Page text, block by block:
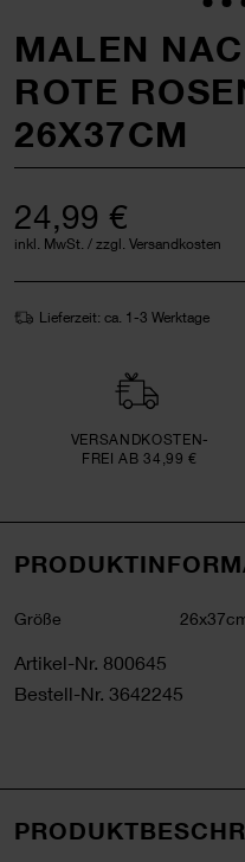
MALEN
ROTE
26X37CM
24,99 €
inkl. MwSt. / zzgl. Versandkosten
Lieferzeit: ca. 1-3 Werktage
VERSAND­KOSTEN­
FREI AB 34,99 €
Größe
Artikel-Nr. 800645
Bestell-Nr. 3642245